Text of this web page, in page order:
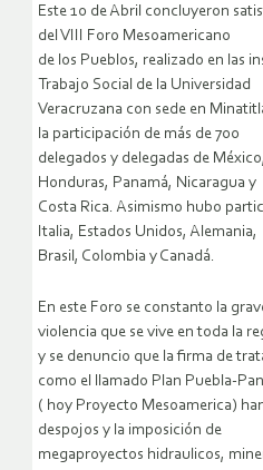
Este 10 de Abril concluyeron
del VIII Foro Mesoamericano
de los Pueblos, realizado en las
Trabajo Social de la Universidad
Veracruzana con sede en
la participación de más de 700
delegados y delegadas de
Honduras, Panamá, Nicaragua y
Costa Rica. Asimismo hubo
Italia, Estados Unidos, Alemania,
Brasil, Colombia y Canadá.
En este Foro se constanto la
violencia que se vive en toda la
y se denuncio que la firma de
como el llamado Plan Puebla-
( hoy Proyecto Mesoamerica)
despojos y la imposición de
megaproyectos hidraulicos,